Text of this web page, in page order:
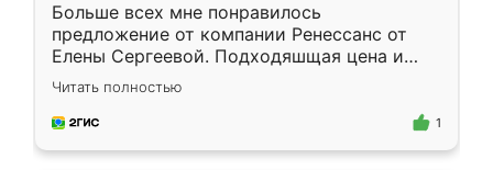
Больше всех мне понравилось
предложение от компании Ренессанс от
Елены Сергеевой. Подходяшщая цена и
короткие сроки изготовления. Приехавший
для замера сотрудник Владислав
предложил по моему эскизу самый
Читать полностью
1